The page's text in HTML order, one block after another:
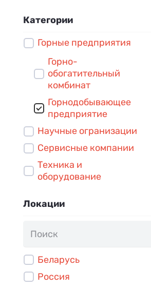
Категории
Горные предприятия
Горно-
обогатительный
комбинат
Горнодобывающее
предприятие
Научные огранизации
Сервисные компании
Техника и
оборудование
Локации
Беларусь
Россия